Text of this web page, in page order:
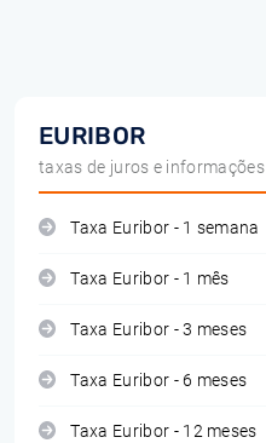
EURIBOR
taxas de juros e informações
Taxa Euribor - 1 semana
Taxa Euribor - 1 mês
Taxa Euribor - 3 meses
Taxa Euribor - 6 meses
Taxa Euribor - 12 meses